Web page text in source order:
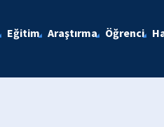
Eğitim Araştırma Öğrenci